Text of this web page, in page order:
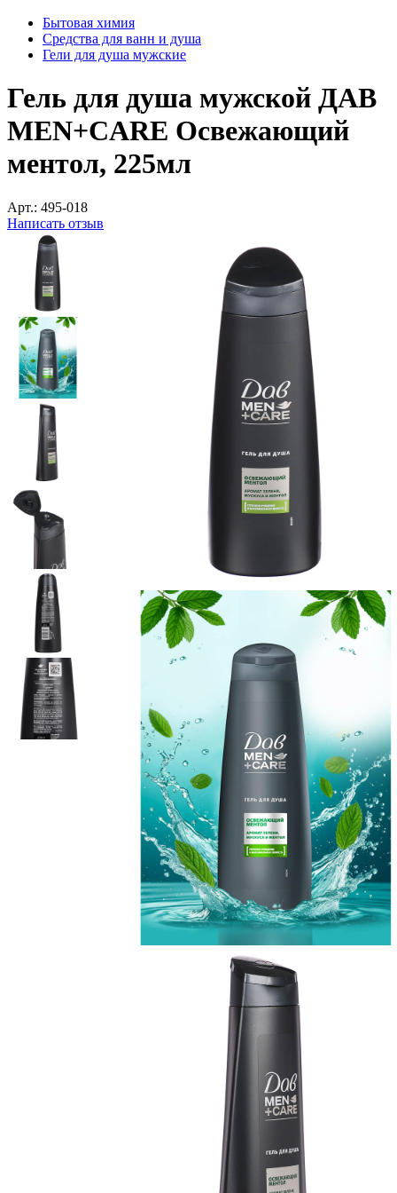
Бытовая химия
Средства для ванн и душа
Гели для душа мужские
Гель для душа мужской ДАВ
MEN+CARE Освежающий
ментол, 225мл
Арт.: 495-018
Написать отзыв